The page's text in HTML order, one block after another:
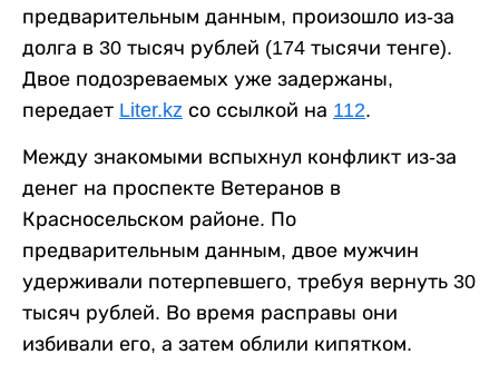
предварительным данным, произошло из-за
долга в 30 тысяч рублей (174 тысячи тенге).
Двое подозреваемых уже задержаны,
передает Liter.kz со ссылкой на 112.
Между знакомыми вспыхнул конфликт из-за
денег на проспекте Ветеранов в
Красносельском районе. По
предварительным данным, двое мужчин
удерживали потерпевшего, требуя вернуть 30
тысяч рублей. Во время расправы они
избивали его, а затем облили кипятком.